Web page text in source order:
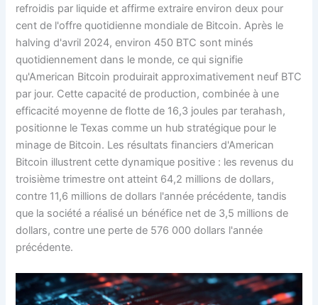
refroidis par liquide et affirme extraire environ deux pour
cent de l'offre quotidienne mondiale de Bitcoin. Après le
halving d'avril 2024, environ 450 BTC sont minés
quotidiennement dans le monde, ce qui signifie
qu'American Bitcoin produirait approximativement neuf BTC
par jour. Cette capacité de production, combinée à une
efficacité moyenne de flotte de 16,3 joules par terahash,
positionne le Texas comme un hub stratégique pour le
minage de Bitcoin. Les résultats financiers d'American
Bitcoin illustrent cette dynamique positive : les revenus du
troisième trimestre ont atteint 64,2 millions de dollars,
contre 11,6 millions de dollars l'année précédente, tandis
que la société a réalisé un bénéfice net de 3,5 millions de
dollars, contre une perte de 576 000 dollars l'année
précédente.